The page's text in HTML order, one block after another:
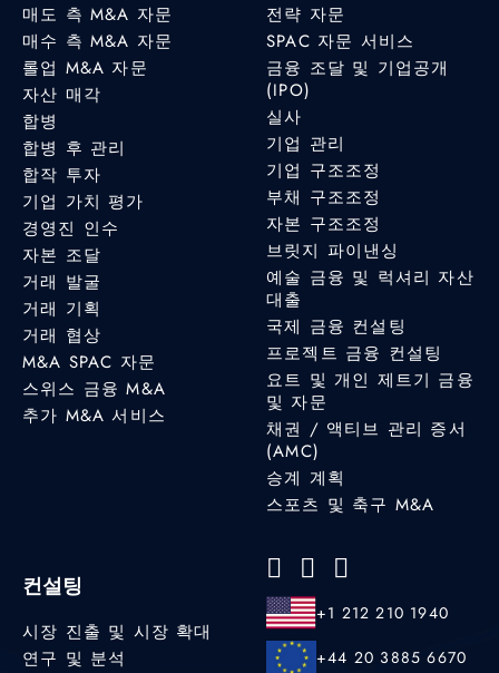
매도 측 M&A 자문
매수 측 M&A 자문
롤업 M&A 자문
자산 매각
합병
합병 후 관리
합작 투자
기업 가치 평가
경영진 인수
자본 조달
거래 발굴
거래 기획
거래 협상
M&A SPAC 자문
스위스 금융 M&A
추가 M&A 서비스
전략 자문
SPAC 자문 서비스
금융 조달 및 기업공개
(IPO)
실사
기업 관리
기업 구조조정
부채 구조조정
자본 구조조정
브릿지 파이낸싱
예술 금융 및 럭셔리 자산
대출
국제 금융 컨설팅
프로젝트 금융 컨설팅
요트 및 개인 제트기 금융
및 자문
채권 / 액티브 관리 증서
(AMC)
승계 계획
스포츠 및 축구 M&A
컨설팅
시장 진출 및 시장 확대
연구 및 분석
+1 212 210 1940
+44 20 3885 6670